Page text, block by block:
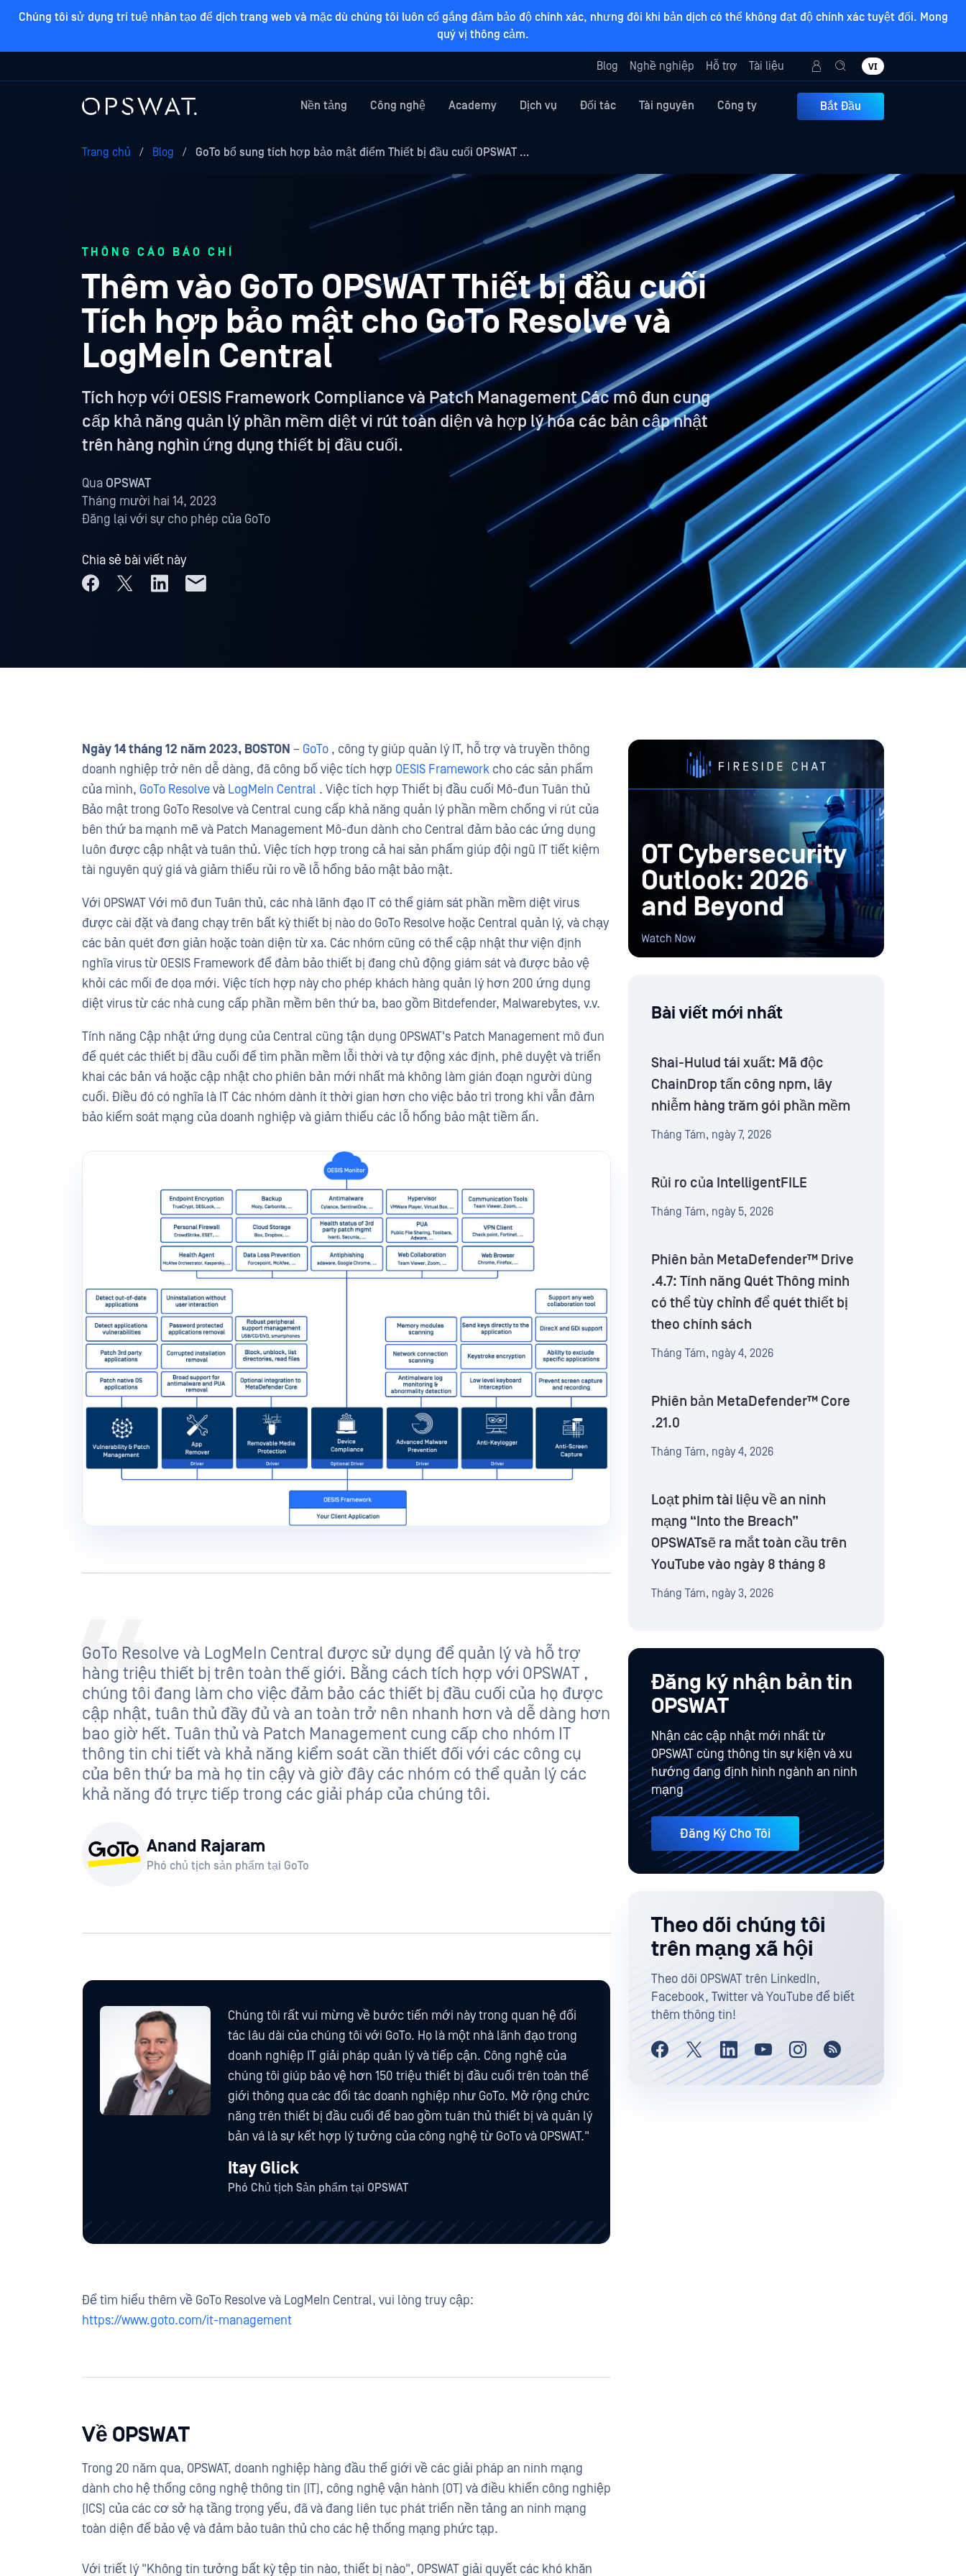
Chúng tôi sử dụng trí tuệ nhân tạo để dịch trang web và mặc dù chúng tôi luôn cố gắng đảm bảo độ chính xác, nhưng đôi khi bản dịch có thể không đạt độ chính xác tuyệt đối. Mong
quý vị thông cảm.
Blog Nghề nghiệp Hỗ trợ Tài liệu VI
Nền tảng Công nghệ Academy Dịch vụ Đối tác Tài nguyên Công ty Bắt Đầu
Trang chủ / Blog / GoTo bổ sung tích hợp bảo mật điểm Thiết bị đầu cuối OPSWAT …
THÔNG CÁO BÁO CHÍ
Thêm vào GoTo OPSWAT Thiết bị đầu cuối
Tích hợp bảo mật cho GoTo Resolve và
LogMeIn Central
Tích hợp với OESIS Framework Compliance và Patch Management Các mô đun cung
cấp khả năng quản lý phần mềm diệt vi rút toàn diện và hợp lý hóa các bản cập nhật
trên hàng nghìn ứng dụng thiết bị đầu cuối.
Qua OPSWAT
Tháng mười hai 14, 2023
Đăng lại với sự cho phép của GoTo
Chia sẻ bài viết này
Ngày 14 tháng 12 năm 2023, BOSTON – GoTo , công ty giúp quản lý IT, hỗ trợ và truyền thông
doanh nghiệp trở nên dễ dàng, đã công bố việc tích hợp OESIS Framework cho các sản phẩm
của mình, GoTo Resolvevà LogMeIn Central . Việc tích hợp Thiết bị đầu cuối Mô-đun Tuân thủ
Bảo mật trong GoTo Resolve và Central cung cấp khả năng quản lý phần mềm chống vi rút của
bên thứ ba mạnh mẽ và Patch Management Mô-đun dành cho Central đảm bảo các ứng dụng
luôn được cập nhật và tuân thủ. Việc tích hợp trong cả hai sản phẩm giúp đội ngũ IT tiết kiệm
tài nguyên quý giá và giảm thiểu rủi ro về lỗ hổng bảo mật bảo mật.
Với OPSWAT Với mô đun Tuân thủ, các nhà lãnh đạo IT có thể giám sát phần mềm diệt virus
được cài đặt và đang chạy trên bất kỳ thiết bị nào do GoTo Resolve hoặc Central quản lý, và chạy
các bản quét đơn giản hoặc toàn diện từ xa. Các nhóm cũng có thể cập nhật thư viện định
nghĩa virus từ OESIS Framework để đảm bảo thiết bị đang chủ động giám sát và được bảo vệ
khỏi các mối đe dọa mới. Việc tích hợp này cho phép khách hàng quản lý hơn 200 ứng dụng
diệt virus từ các nhà cung cấp phần mềm bên thứ ba, bao gồm Bitdefender, Malwarebytes, v.v.
Tính năng Cập nhật ứng dụng của Central cũng tận dụng OPSWAT's Patch Management mô đun
để quét các thiết bị đầu cuối để tìm phần mềm lỗi thời và tự động xác định, phê duyệt và triển
khai các bản vá hoặc cập nhật cho phiên bản mới nhất mà không làm gián đoạn người dùng
cuối. Điều đó có nghĩa là IT Các nhóm dành ít thời gian hơn cho việc bảo trì trong khi vẫn đảm
bảo kiểm soát mạng của doanh nghiệp và giảm thiểu các lỗ hổng bảo mật tiềm ẩn.
GoTo Resolve và LogMeIn Central được sử dụng để quản lý và hỗ trợ
hàng triệu thiết bị trên toàn thế giới. Bằng cách tích hợp với OPSWAT ,
chúng tôi đang làm cho việc đảm bảo các thiết bị đầu cuối của họ được
cập nhật, tuân thủ đầy đủ và an toàn trở nên nhanh hơn và dễ dàng hơn
bao giờ hết. Tuân thủ và Patch Management cung cấp cho nhóm IT
thông tin chi tiết và khả năng kiểm soát cần thiết đối với các công cụ
của bên thứ ba mà họ tin cậy và giờ đây các nhóm có thể quản lý các
khả năng đó trực tiếp trong các giải pháp của chúng tôi.
Anand Rajaram
Phó chủ tịch sản phẩm tại GoTo
Chúng tôi rất vui mừng về bước tiến mới này trong quan hệ đối
tác lâu dài của chúng tôi với GoTo. Họ là một nhà lãnh đạo trong
doanh nghiệp IT giải pháp quản lý và tiếp cận. Công nghệ của
chúng tôi giúp bảo vệ hơn 150 triệu thiết bị đầu cuối trên toàn thế
giới thông qua các đối tác doanh nghiệp như GoTo. Mở rộng chức
năng trên thiết bị đầu cuối để bao gồm tuân thủ thiết bị và quản lý
bản vá là sự kết hợp lý tưởng của công nghệ từ GoTo và OPSWAT."
Itay Glick
Phó Chủ tịch Sản phẩm tại OPSWAT
Để tìm hiểu thêm về GoTo Resolve và LogMeIn Central, vui lòng truy cập:
https://www.goto.com/it-management
Về OPSWAT
Trong 20 năm qua, OPSWAT, doanh nghiệp hàng đầu thế giới về các giải pháp an ninh mạng
dành cho hệ thống công nghệ thông tin (IT), công nghệ vận hành (OT) và điều khiển công nghiệp
(ICS) của các cơ sở hạ tầng trọng yếu, đã và đang liên tục phát triển nền tảng an ninh mạng
toàn diện để bảo vệ và đảm bảo tuân thủ cho các hệ thống mạng phức tạp.
Với triết lý "Không tin tưởng bất kỳ tệp tin nào, thiết bị nào", OPSWAT giải quyết các khó khăn
Bài viết mới nhất
Shai-Hulud tái xuất: Mã độc
ChainDrop tấn công npm, lây
nhiễm hàng trăm gói phần mềm
Tháng Tám, ngày 7, 2026
Rủi ro của IntelligentFILE
Tháng Tám, ngày 5, 2026
Phiên bản MetaDefender™ Drive
.4.7: Tính năng Quét Thông minh
có thể tùy chỉnh để quét thiết bị
theo chính sách
Tháng Tám, ngày 4, 2026
Phiên bản MetaDefender™ Core
.21.0
Tháng Tám, ngày 4, 2026
Loạt phim tài liệu về an ninh
mạng “Into the Breach”
OPSWATsẽ ra mắt toàn cầu trên
YouTube vào ngày 8 tháng 8
Tháng Tám, ngày 3, 2026
Đăng ký nhận bản tin
OPSWAT
Nhận các cập nhật mới nhất từ
OPSWAT cùng thông tin sự kiện và xu
hướng đang định hình ngành an ninh
mạng
Đăng Ký Cho Tôi
Theo dõi chúng tôi
trên mạng xã hội
Theo dõi OPSWAT trên LinkedIn,
Facebook, Twitter và YouTube để biết
thêm thông tin!